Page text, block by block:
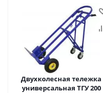
Двухколесная тележка
универсальная ТГУ 200